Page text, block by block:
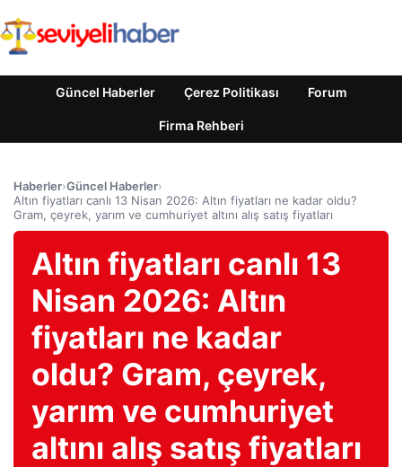
Güncel Haberler Çerez Politikası Forum
Firma Rehberi
Haberler›Güncel Haberler›
Altın fiyatları canlı 13 Nisan 2026: Altın fiyatları ne kadar oldu?
Gram, çeyrek, yarım ve cumhuriyet altını alış satış fiyatları
Altın fiyatları canlı 13
Nisan 2026: Altın
fiyatları ne kadar
oldu? Gram, çeyrek,
yarım ve cumhuriyet
altını alış satış fiyatları